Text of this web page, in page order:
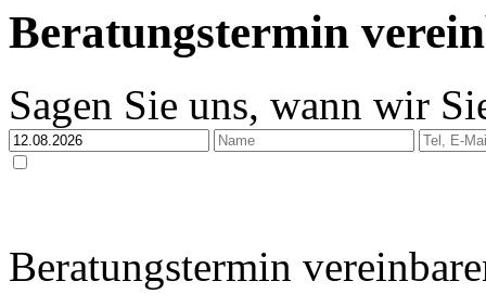
Beratungstermin
Sagen Sie uns, wann wir
Beratungstermin